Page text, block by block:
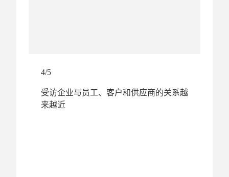
4/5
受访企业与员工、客户和供应商的关系越
来越近